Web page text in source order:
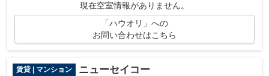
現在空室情報がありません。
「ハウオリ」への
お問い合わせはこちら
賃貸 | マンション ニューセイコー